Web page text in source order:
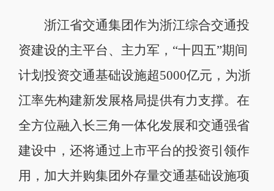
浙江省交通集团作为浙江综合交通投
资建设的主平台、主力军，“十四五”期间
计划投资交通基础设施超5000亿元，为浙
江率先构建新发展格局提供有力支撑。在
全方位融入长三角一体化发展和交通强省
建设中，还将通过上市平台的投资引领作
用，加大并购集团外存量交通基础设施项